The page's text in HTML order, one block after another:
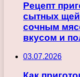
Рецепт
сытных щей
сочным
вкусом и
03.07.2026